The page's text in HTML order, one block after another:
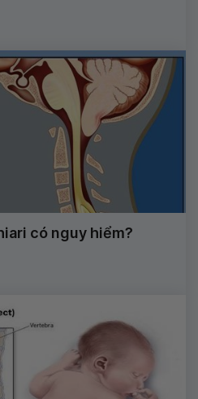
có nguy hiểm?